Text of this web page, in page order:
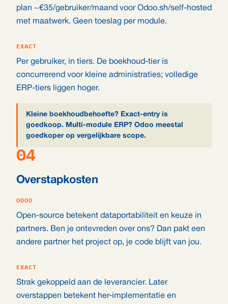
plan ~€35/gebruiker/maand voor Odoo.sh/self-hosted
met maatwerk. Geen toeslag per module.
EXACT
Per gebruiker, in tiers. De boekhoud-tier is
concurrerend voor kleine administraties; volledige
ERP-tiers liggen hoger.
Kleine boekhoudbehoefte? Exact-entry is
goedkoop. Multi-module ERP? Odoo meestal
goedkoper op vergelijkbare scope.
04
Overstapkosten
ODOO
Open-source betekent dataportabiliteit en keuze in
partners. Ben je ontevreden over ons? Dan pakt een
andere partner het project op, je code blijft van jou.
EXACT
Strak gekoppeld aan de leverancier. Later
overstappen betekent her-implementatie en